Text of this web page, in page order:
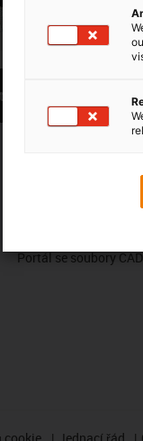
vazbu.
Portál se soubory
cookie Jednací řád